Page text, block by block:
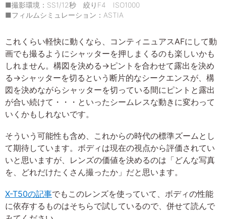
■撮影環境：SS1/12秒 絞りF4 ISO1000
■フィルムシミュレーション：ASTIA
これくらい軽快に動くなら、コンティニュアスAFにして動
画でも撮るようにシャッターを押しまくるのも楽しいかも
しれません。構図を決める→ピントを合わせて露出を決め
る→シャッターを切るという断片的なシークエンスが、構
図を決めながらシャッターを切っている間にピントと露出
が合い続けて・・・といったシームレスな動きに変わって
いくかもしれないです。
そういう可能性も含め、これからの時代の標準ズームとし
て期待しています。ボディは現在の視点から評価されてい
いと思いますが、レンズの価値を決めるのは「どんな写真
を、どれだけたくさん撮ったか」だと思います。
X-T50の記事でもこのレンズを使っていて、ボディの性能
に依存するものはそちらで試しているので、併せて読んで